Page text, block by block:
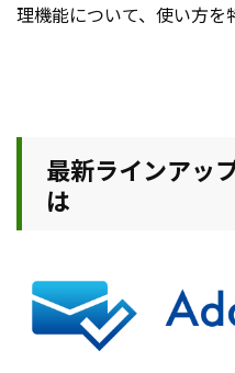
理機能について、使い方を
最新ラインアッ
は